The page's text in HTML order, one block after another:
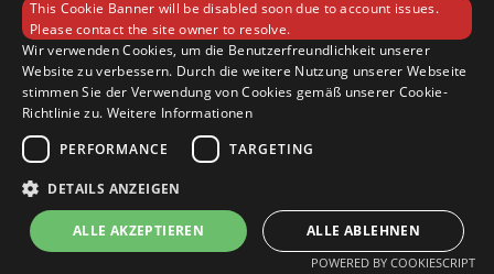
Unser Team meldet sich innerhalb von 24 Stunden mit einer
Empfehlung.
Vorname Nachname
Email
This Cookie Banner will be disabled soon due to account issues.
Please contact the site owner to resolve.
Wir verwenden Cookies, um die Benutzerfreundlichkeit unserer
Website zu verbessern. Durch die weitere Nutzung unserer Webseite
stimmen Sie der Verwendung von Cookies gemäß unserer Cookie-
Richtlinie zu. Weitere Informationen
PERFORMANCE
TARGETING
DETAILS ANZEIGEN
ALLE AKZEPTIEREN ALLE ABLEHNEN
POWERED BY COOKIESCRIPT